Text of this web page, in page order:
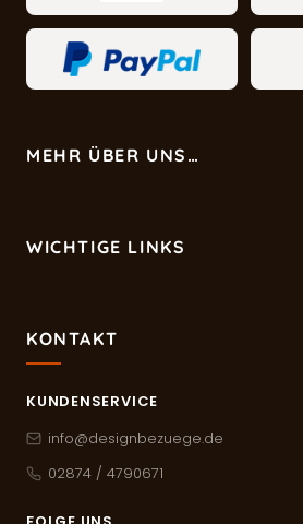
MEHR ÜBER UNS…
WICHTIGE LINKS
KONTAKT
KUNDENSERVICE
info@designbezuege.de
02874 / 4790671